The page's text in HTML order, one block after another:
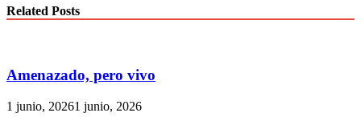
Related Posts
Amenazado, pero vivo
1 junio, 20261 junio, 2026